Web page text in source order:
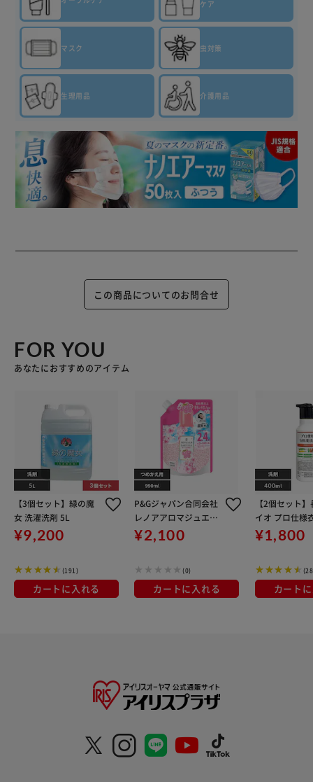
ケア
マスク 虫対策
生理用品 介護用品
この商品についてのお問合せ
FOR YOU
あなたにおすすめのアイテム
【3個セット】緑の魔
女 洗濯洗剤 5L
¥9,200
(191)
カートに入れる
P&Gジャパン合同会社
レノアアロマジュエル
スプリングさくらフロ
ーラルの香り つめかえ
¥2,100
(0)
カートに入れる
【2個セット
イオ プロ仕様
剤 超濃縮タイ
¥1,800
カート